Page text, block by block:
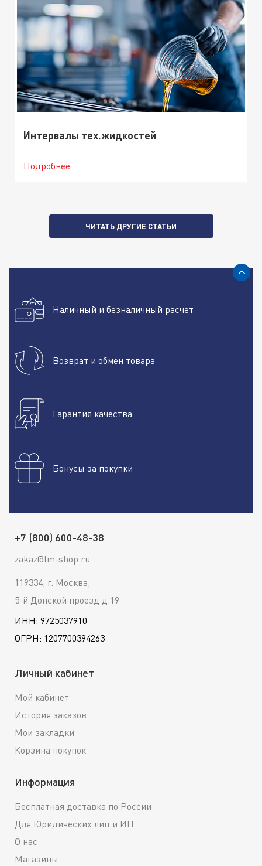
Интервалы тех.жидкостей
Подробнее
ЧИТАТЬ ДРУГИЕ СТАТЬИ
Наличный и безналичный расчет
Возврат и обмен товара
Гарантия качества
Бонусы за покупки
+7 (800) 600-48-38
zakaz@lm-shop.ru
119334, г. Москва,
5-й Донской проезд д.19
ИНН: 9725037910
ОГРН: 1207700394263
Личный кабинет
Мой кабинет
История заказов
Мои закладки
Корзина покупок
Информация
Бесплатная доставка по России
Для Юридических лиц и ИП
О нас
Магазины